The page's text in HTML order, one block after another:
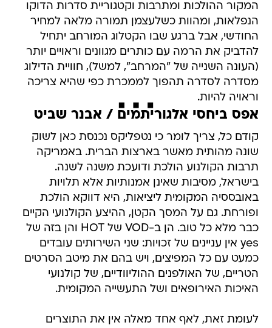
המקור ההולכות ומתרבות וקטגוריית סדרות הדוקו
הנפלאות, ומהוות כשלעצמן תמורה מלאה למחיר
החודשי, אבל ברגע שבו הקטלוג המורחב יתחיל
להדביק את הרמה עם כותרים מגוונים וראויים יותר
(העונה השנייה של "המרחב", למשל), חוויית הדילוג
מסדרה לסדרה תהפוך לממכרת כפי שהיא צריכה
וראויה להיות.
אפס ביחסי אלגוריתמים / אבנר שביט
קודם כל, צריך לומר כי נטפליקס נכנסת כאן לשוק
שונה מהותית מאשר בארצות הברית. באמריקה
תרבות הקולנוע הולכת ודועכת משנה לשנה.
בישראל, מסיבות שאינן אמנותיות אלא תלויות
באובססיה המקומית ליציאות, היא דווקא הולכת
ופורחת. גם על המסך הקטן, ההיצע הקולנועי הקיים
כבר מלא כל טוב. הן ב-VOD של HOT והן בזה של
yes אין עניינים של זכויות: שני השירותים עובדים
כמעט עם כל המפיצים, ויש בהם את מיטב הסרטים
הטריים, של האולפנים ההוליוודיים, של קולנועי
האיכות האירופאים ושל התעשייה המקומית.
לעומת זאת, לאף אחד מאלה אין את התוצרים